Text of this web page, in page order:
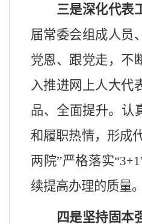
三是深化代表
届常委会组成人员
党恩、跟党走， 不
入推进网上人大代
品、全面提升。 认
和履职热情，形成
两院”严格落实
续提高办理的质量。
四是坚持固本